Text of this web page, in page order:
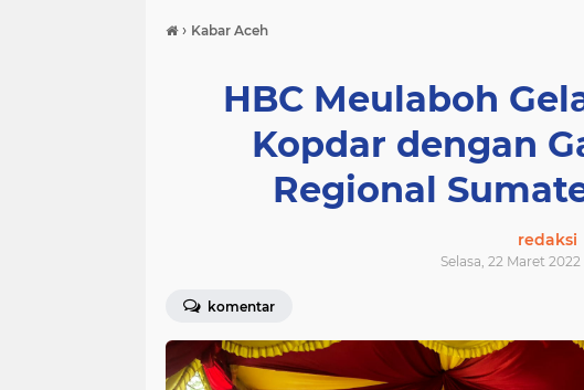
› Kabar Aceh
HBC Meulaboh
Kopdar dengan
Regional
redaksi
Selasa, 22 Maret 2022
komentar